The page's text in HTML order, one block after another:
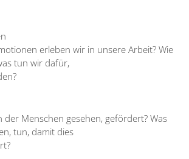
erleben wir in unsere Arbeit? Wie
tun wir dafür,
der Menschen gesehen, gefördert? Was
tun, damit dies